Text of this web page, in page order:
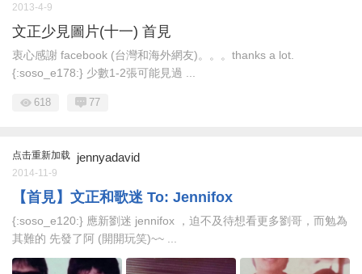
2013-4-9
文正少見圖片(十一) 首見
衷心感謝 facebook (台灣和海外網友)。。。thanks a lot.
{:soso_e178:} 少數1-2張可能見過 ...
618 77
点击重新加载 jennyadavid
2014-11-9
【首見】文正和歌迷 To: Jennifox
{:soso_e120:} 應新劉迷 jennifox ，迫不及待想看更多劉哥，而勉為
其難的 先發了阿 (開開玩笑)~~ ...